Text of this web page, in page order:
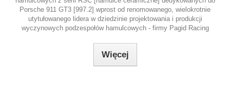
Porsche 911 GT3 [997.2] wprost od renomowanego, wielokrotnie
utytułowanego lidera w dziedzinie projektowania i produkcji
wyczynowych podzespołów hamulcowych - firmy Pagid Racing
Więcej